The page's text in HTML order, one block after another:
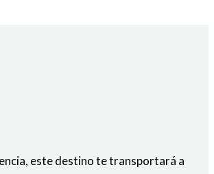
este destino te transportará a